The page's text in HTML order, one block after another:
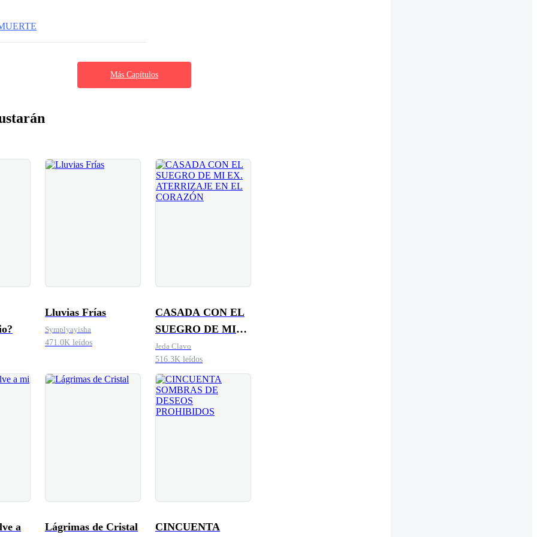
Más Capítulos
Lluvias Frías
Symplyayisha
471.0K leídos
CASADA CON EL
SUEGRO DE MI
EX. ATERRIZAJE
EN EL CORAZÓN
Jeda Clavo
516.3K leídos
a Lágrimas de Cristal CINCUENTA